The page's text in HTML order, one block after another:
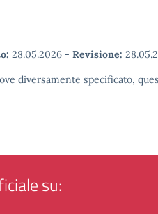
28.05.2026 - Revisione:
diversamente specificato,
su: